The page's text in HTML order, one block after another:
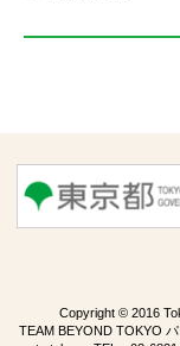
Copyright © 2016
TEAM BEYOND TOKYO